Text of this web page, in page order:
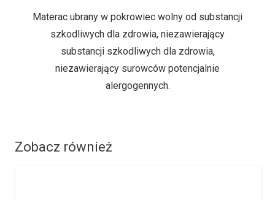
Materac ubrany w pokrowiec wolny od substancji
szkodliwych dla zdrowia, niezawierający
substancji szkodliwych dla zdrowia,
niezawierający surowców potencjalnie
alergogennych.
Zobacz również